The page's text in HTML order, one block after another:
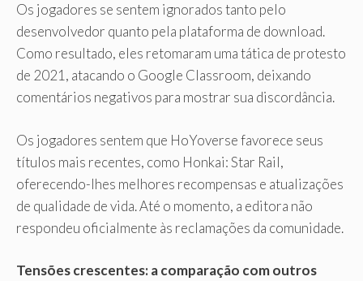
Os jogadores se sentem ignorados tanto pelo
desenvolvedor quanto pela plataforma de download.
Como resultado, eles retomaram uma tática de protesto
de 2021, atacando o Google Classroom, deixando
comentários negativos para mostrar sua discordância.
Os jogadores sentem que HoYoverse favorece seus
títulos mais recentes, como Honkai: Star Rail,
oferecendo-lhes melhores recompensas e atualizações
de qualidade de vida. Até o momento, a editora não
respondeu oficialmente às reclamações da comunidade.
Tensões crescentes: a comparação com outros